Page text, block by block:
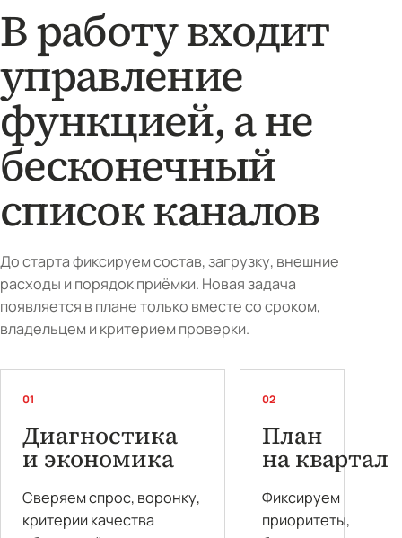
В работу входит
управление
функцией, а не
бесконечный
список каналов
До старта фиксируем состав, загрузку, внешние
расходы и порядок приёмки. Новая задача
появляется в плане только вместе со сроком,
владельцем и критерием проверки.
01
Диагностика
и экономика
Сверяем спрос, воронку,
критерии качества
02
План
на квартал
Фиксируем
приоритеты,